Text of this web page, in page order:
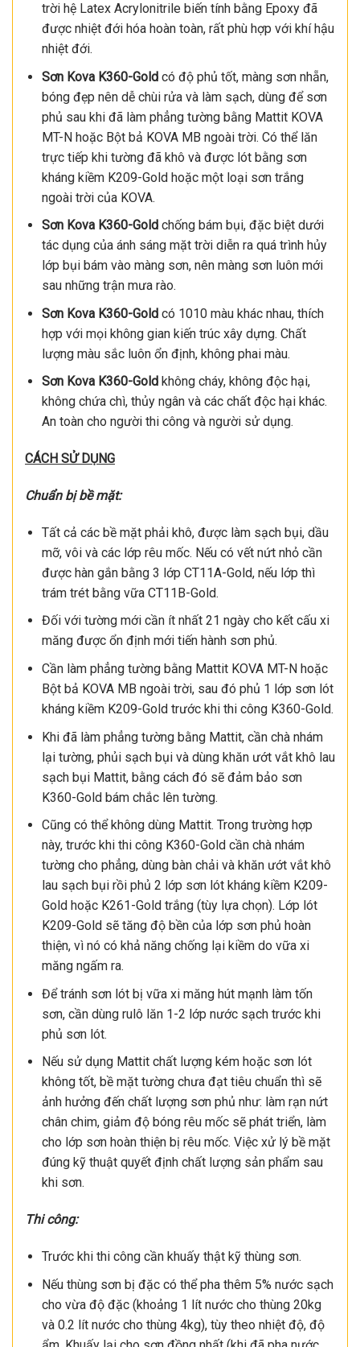
trời hệ Latex Acrylonitrile biến tính bằng Epoxy đã
được nhiệt đới hóa hoàn toàn, rất phù hợp với khí hậu
nhiệt đới.
Sơn Kova K360-Goldcó độ phủ tốt, màng sơn nhẵn,
bóng đẹp nên dễ chùi rửa và làm sạch, dùng để sơn
phủ sau khi đã làm phẳng tường bằng Mattit KOVA
MT-N hoặc Bột bả KOVA MB ngoài trời. Có thể lăn
trực tiếp khi tường đã khô và được lót bằng sơn
kháng kiềm K209-Gold hoặc một loại sơn trắng
ngoài trời của KOVA.
Sơn Kova K360-Goldchống bám bụi, đặc biệt dưới
tác dụng của ánh sáng mặt trời diễn ra quá trình hủy
lớp bụi bám vào màng sơn, nên màng sơn luôn mới
sau những trận mưa rào.
Sơn Kova K360-Goldcó 1010 màu khác nhau, thích
hợp với mọi không gian kiến trúc xây dựng. Chất
lượng màu sắc luôn ổn định, không phai màu.
Sơn Kova K360-Goldkhông cháy, không độc hại,
không chứa chì, thủy ngân và các chất độc hại khác.
An toàn cho người thi công và người sử dụng.
CÁCH SỬ DỤNG
Chuẩn bị bề mặt:
Tất cả các bề mặt phải khô, được làm sạch bụi, dầu
mỡ, vôi và các lớp rêu mốc. Nếu có vết nứt nhỏ cần
được hàn gắn bằng 3 lớp CT11A-Gold, nếu lớp thì
trám trét bằng vữa CT11B-Gold.
Đối với tường mới cần ít nhất 21 ngày cho kết cấu xi
măng được ổn định mới tiến hành sơn phủ.
Cần làm phẳng tường bằng Mattit KOVA MT-N hoặc
Bột bả KOVA MB ngoài trời, sau đó phủ 1 lớp sơn lót
kháng kiềm K209-Gold trước khi thi công K360-Gold.
Khi đã làm phẳng tường bằng Mattit, cần chà nhám
lại tường, phủi sạch bụi và dùng khăn ướt vắt khô lau
sạch bụi Mattit, bằng cách đó sẽ đảm bảo sơn
K360-Gold bám chắc lên tường.
Cũng có thể không dùng Mattit. Trong trường hợp
này, trước khi thi công K360-Gold cần chà nhám
tường cho phẳng, dùng bàn chải và khăn ướt vắt khô
lau sạch bụi rồi phủ 2 lớp sơn lót kháng kiềm K209-
Gold hoặc K261-Gold trắng (tùy lựa chọn). Lớp lót
K209-Gold sẽ tăng độ bền của lớp sơn phủ hoàn
thiện, vì nó có khả năng chống lại kiềm do vữa xi
măng ngấm ra.
Để tránh sơn lót bị vữa xi măng hút mạnh làm tốn
sơn, cần dùng rulô lăn 1-2 lớp nước sạch trước khi
phủ sơn lót.
Nếu sử dụng Mattit chất lượng kém hoặc sơn lót
không tốt, bề mặt tường chưa đạt tiêu chuẩn thì sẽ
ảnh hưởng đến chất lượng sơn phủ như: làm rạn nứt
chân chim, giảm độ bóng rêu mốc sẽ phát triển, làm
cho lớp sơn hoàn thiện bị rêu mốc. Việc xử lý bề mặt
đúng kỹ thuật quyết định chất lượng sản phẩm sau
khi sơn.
Thi công:
Trước khi thi công cần khuấy thật kỹ thùng sơn.
Nếu thùng sơn bị đặc có thể pha thêm 5% nước sạch
cho vừa độ đặc (khoảng 1 lít nước cho thùng 20kg
và 0.2 lít nước cho thùng 4kg), tùy theo nhiệt độ, độ